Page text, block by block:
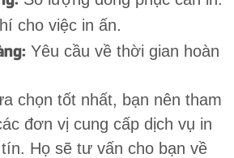
cho việc in ấn.
Yêu cầu về thời gian hoàn
chọn tốt nhất, bạn nên tham
đơn vị cung cấp dịch vụ in
Họ sẽ tư vấn cho bạn về